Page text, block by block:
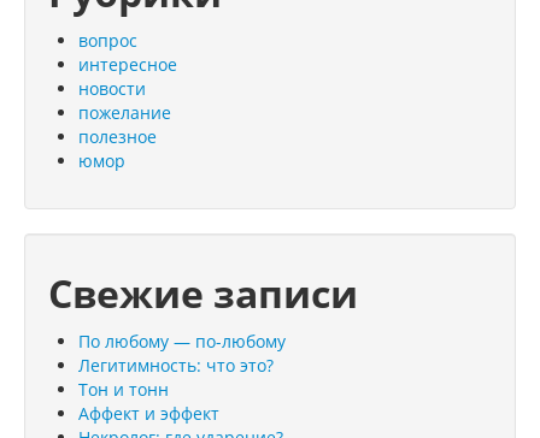
вопрос
интересное
новости
пожелание
полезное
юмор
Свежие записи
По любому — по-любому
Легитимность: что это?
Тон и тонн
Аффект и эффект